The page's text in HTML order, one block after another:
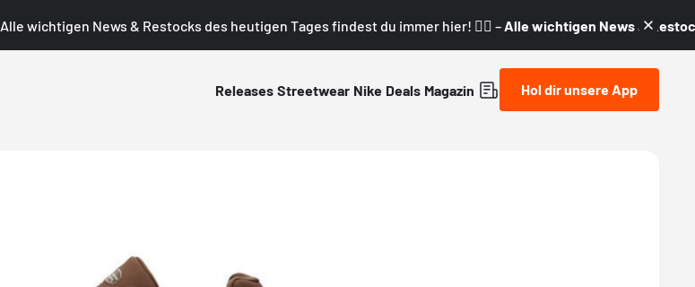
Alle wichtigen News & Restocks des heutigen Tages findest du immer hier! 👇🏼 – Alle wichtigen News &
Releases Streetwear Nike Deals Magazin Hol dir unsere App